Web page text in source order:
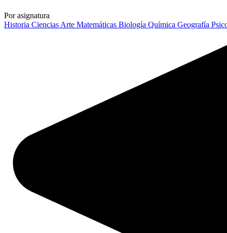
Por asignatura
Historia Ciencias Arte Matemáticas Biología Química Geografía